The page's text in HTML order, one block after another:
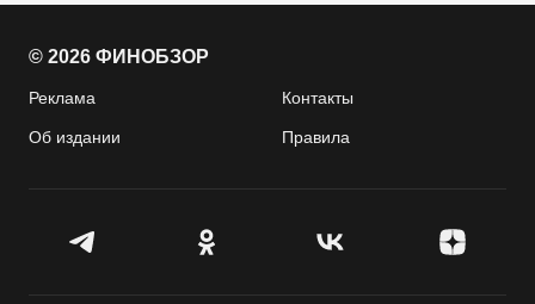
© 2026 ФИНОБЗОР
Реклама Контакты
Об издании Правила